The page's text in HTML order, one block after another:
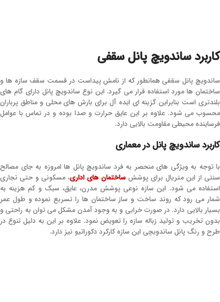
کاربرد ساندویچ پانل سقفی
ساندویچ پانل سقفی همانطور که از نامش پیداست در قسمت سقف سازه ها و
ساختمان ها مورد استفاده قرار می گیرد. این نوع ساندویچ پانل دارای گام های
بلندتری است بنابراین گزینه ای ایده آل برای بارش های محلی و مناطق پرباران
محسوب می شود. علاوه بر این عایق حرارت و صدا بوده و در تماس با عوامل
فرساینده محیطی مقاومت بالایی دارد.
کاربرد ساندویچ پانل در معماری
با توجه به ویژگی های منحصر به فرد ساندویچ پانل ها امروزه به جای مصالح
سنتی از این متریال برای پوشش ساختمان های اداری، مسکونی و حتی تجاری
استفاده می شود. این سازه نوعی پوشش مدرن، عایق، سبک و کم هزینه به
شمار می رود که روند ساخت و ساز ساختمان ها را تسریع نموده و طول عمر
بسیار بالایی دارد. در صورت خرابی و به وجود آمدن مشکل می توان به راحتی و
بدون تخریب و تولید زباله سازه را تعویض نمود. علاوه بر این به دلیل تنوع در
طرح و رنگ پانل ساندویچی این سازه کارکرد دکوراتیو نیز دارد.